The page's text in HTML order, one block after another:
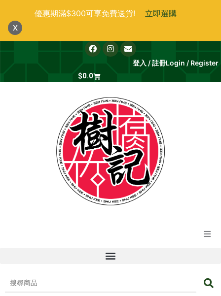
優惠期滿$300可享免費送貨! 立即選購
x
要
F
a
c
b
o
k
I
n
s
g
a
m
E
n
v
o
e
登入 / 註冊Login / Register
$0.0Cart
搜
尋